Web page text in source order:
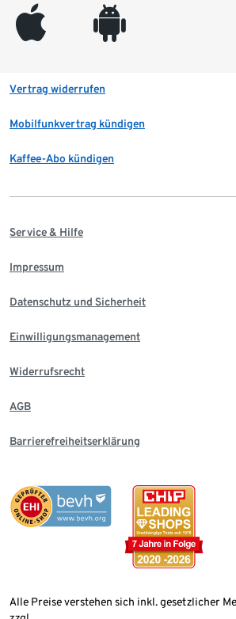
appleinc android
Vertrag widerrufen
Mobilfunkvertrag kündigen
Kaffee-Abo kündigen
Service & Hilfe
Impressum
Datenschutz und Sicherheit
Einwilligungsmanagement
Widerrufsrecht
AGB
Barrierefreiheitserklärung
Alle Preise verstehen sich inkl. gesetzlicher